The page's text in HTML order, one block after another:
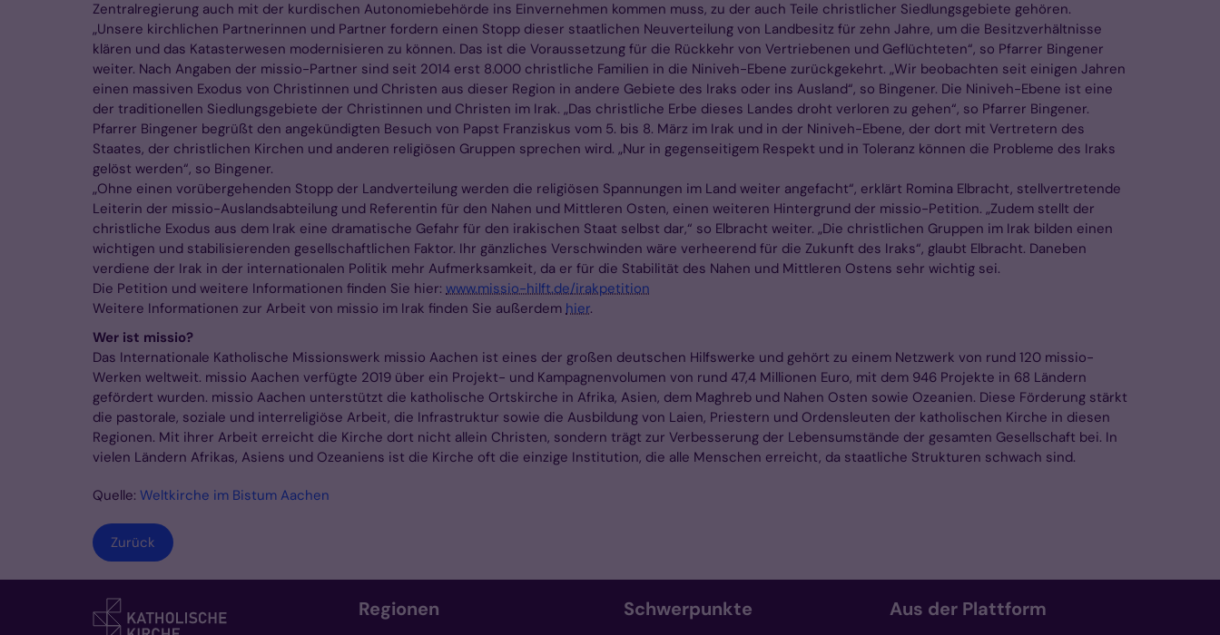
Zentralregierung auch mit der kurdischen Autonomiebehörde ins Einvernehmen kommen muss, zu der auch Teile christlicher Siedlungsgebiete gehören.
„Unsere kirchlichen Partnerinnen und Partner fordern einen Stopp dieser staatlichen Neuverteilung von Landbesitz für zehn Jahre, um die Besitzverhältnisse
klären und das Katasterwesen modernisieren zu können. Das ist die Voraussetzung für die Rückkehr von Vertriebenen und Geflüchteten“, so Pfarrer Bingener
weiter. Nach Angaben der missio-Partner sind seit 2014 erst 8.000 christliche Familien in die Niniveh-Ebene zurückgekehrt. „Wir beobachten seit einigen Jahren
einen massiven Exodus von Christinnen und Christen aus dieser Region in andere Gebiete des Iraks oder ins Ausland“, so Bingener. Die Niniveh-Ebene ist eine
der traditionellen Siedlungsgebiete der Christinnen und Christen im Irak. „Das christliche Erbe dieses Landes droht verloren zu gehen“, so Pfarrer Bingener.
Pfarrer Bingener begrüßt den angekündigten Besuch von Papst Franziskus vom 5. bis 8. März im Irak und in der Niniveh-Ebene, der dort mit Vertretern des
Staates, der christlichen Kirchen und anderen religiösen Gruppen sprechen wird. „Nur in gegenseitigem Respekt und in Toleranz können die Probleme des Iraks
gelöst werden“, so Bingener.
„Ohne einen vorübergehenden Stopp der Landverteilung werden die religiösen Spannungen im Land weiter angefacht“, erklärt Romina Elbracht, stellvertretende
Leiterin der missio-Auslandsabteilung und Referentin für den Nahen und Mittleren Osten, einen weiteren Hintergrund der missio-Petition. „Zudem stellt der
christliche Exodus aus dem Irak eine dramatische Gefahr für den irakischen Staat selbst dar,“ so Elbracht weiter. „Die christlichen Gruppen im Irak bilden einen
wichtigen und stabilisierenden gesellschaftlichen Faktor. Ihr gänzliches Verschwinden wäre verheerend für die Zukunft des Iraks“, glaubt Elbracht. Daneben
verdiene der Irak in der internationalen Politik mehr Aufmerksamkeit, da er für die Stabilität des Nahen und Mittleren Ostens sehr wichtig sei.
Die Petition und weitere Informationen finden Sie hier: www.missio-hilft.de/irakpetition
Weitere Informationen zur Arbeit von missio im Irak finden Sie außerdem hier.
Wer ist missio?
Das Internationale Katholische Missionswerk missio Aachen ist eines der großen deutschen Hilfswerke und gehört zu einem Netzwerk von rund 120 missio-
Werken weltweit. missio Aachen verfügte 2019 über ein Projekt- und Kampagnenvolumen von rund 47,4 Millionen Euro, mit dem 946 Projekte in 68 Ländern
gefördert wurden. missio Aachen unterstützt die katholische Ortskirche in Afrika, Asien, dem Maghreb und Nahen Osten sowie Ozeanien. Diese Förderung stärkt
die pastorale, soziale und interreligiöse Arbeit, die Infrastruktur sowie die Ausbildung von Laien, Priestern und Ordensleuten der katholischen Kirche in diesen
Regionen. Mit ihrer Arbeit erreicht die Kirche dort nicht allein Christen, sondern trägt zur Verbesserung der Lebensumstände der gesamten Gesellschaft bei. In
vielen Ländern Afrikas, Asiens und Ozeaniens ist die Kirche oft die einzige Institution, die alle Menschen erreicht, da staatliche Strukturen schwach sind.
Quelle: Weltkirche im Bistum Aachen
Zurück
Regionen Schwerpunkte Aus der Plattform